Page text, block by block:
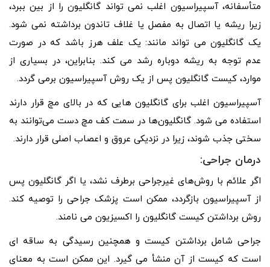
متأسفانه، آسپیراسیون اغلب نمی تواند گانگلیون را از بین ببرد،
زیرا ریشه یا اتصال به مفصل یا غلاف تاندون برداشته نمی شود.
یک گانگلیون می تواند مانند: یک علف هرز باشد که در صورت
عدم توجه به ریشه دوباره رشد می کند. بنابراین، در بسیاری از
موارد، کیست گانگلیون پس از یک روش آسپیراسیون برمی گردد.
آسپیراسیون اغلب برای گانگلیون هایی که در بالای مچ قرار دارند
استفاده می شود. گانگلیون‌ها در سمت کف مچ دست می‌توانند به
سختی جذب شوند، زیرا در نزدیکی عروق و اعصاب اصلی قرار دارند.
درمان جراحی:
اگر علائم با روش‌های غیرجراحی برطرف نشد، یا اگر گانگلیون پس
از آسپیراسیون بازگردد، ممکن است پزشک جراحی را توصیه کند.
روش برداشتن کیست گانگلیون را اکسیزیون می نامند.
جراحی شامل برداشتن کیست و همچنین رسیدگی به ساقه ای
است که کیست از آن منشأ می گیرد. این ممکن است به معنای